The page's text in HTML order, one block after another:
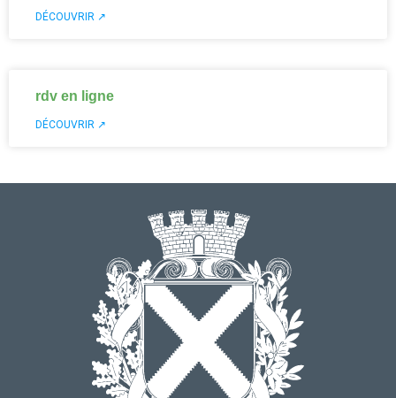
DÉCOUVRIR ↗
rdv en ligne
DÉCOUVRIR ↗